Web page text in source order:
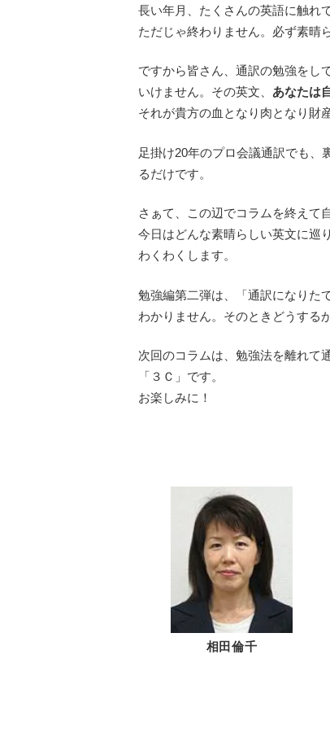
長い年月、たくさんの英語に触れ
ただじゃ終わりません。必ず素晴
ですから皆さん、通訳の勉強をし
いけません。その英文、 あなたは
それが貴方の血となり肉となり財
足掛け20年のプロ会議通訳でも、
るだけです。
さぁて、この辺でコラムを終えて
今日はどんな素晴らしい英文に巡
わくわくします。
勉強編第二弾は、「通訳になりた
わかりません。そのときどうする
次回のコラムは、勉強法を離れて
「３Ｃ」です。
お楽しみに！
相田倫千